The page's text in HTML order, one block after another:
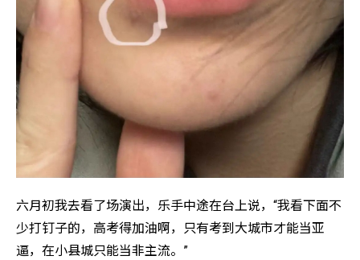
六月初我去看了场演出，乐手中途在台上说，“我看下面不
少打钉子的，高考得加油啊，只有考到大城市才能当亚
逼，在小县城只能当非主流。”